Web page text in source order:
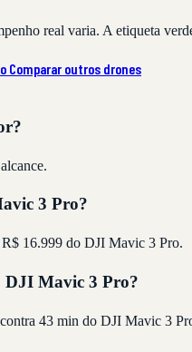
real varia. A etiqueta
Comparar outros drones
3 Pro?
16.999 do DJI Mavic 3 Pro.
DJI Mavic 3 Pro?
43 min do DJI Mavic 3